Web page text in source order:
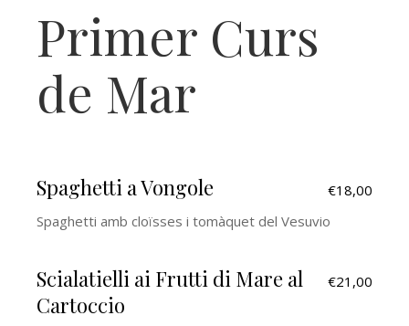
Primer Curs
de Mar
Spaghetti a Vongole
€18,00
Spaghetti amb cloïsses i tomàquet del Vesuvio
Scialatielli ai Frutti di Mare al
Cartoccio
€21,00